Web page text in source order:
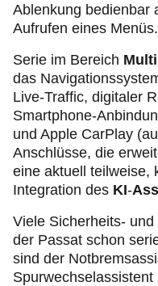
Ablenkung bedienbar
Aufrufen eines Menüs.
Serie im Bereich
das
Live-Traffic, digitaler
Smartphone-
und Apple CarPlay
Anschlüsse, die
eine aktuell teilweise,
Integration des KI-
Viele Sicherheits-
der Passat schon
sind der
Spurwechselassistent